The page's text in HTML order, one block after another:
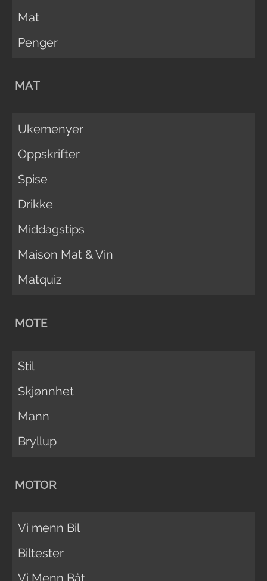
Mat
Penger
MAT
Ukemenyer
Oppskrifter
Spise
Drikke
Middagstips
Maison Mat & Vin
Matquiz
MOTE
Stil
Skjønnhet
Mann
Bryllup
MOTOR
Vi menn Bil
Biltester